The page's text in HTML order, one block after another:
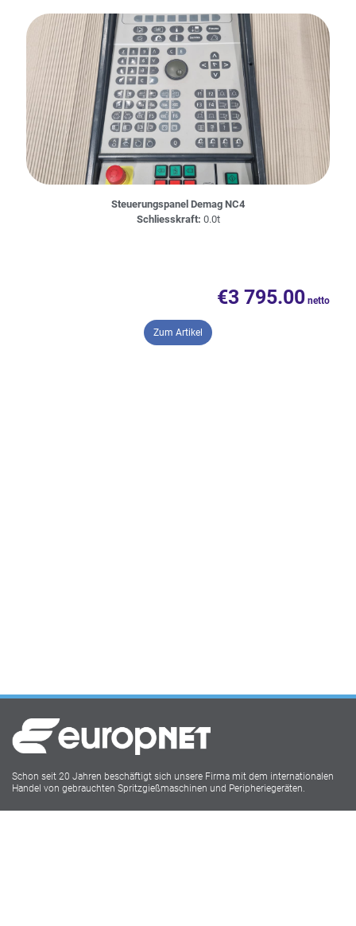
Steuerungspanel Demag NC4
Schliesskraft: 0.0t
€3 795.00
Zum Artikel – Steuerungspanel Demag NC4
Schon seit 20 Jahren beschäftigt sich unsere Firma mit dem internationalen
Handel von gebrauchten Spritzgießmaschinen und Peripheriegeräten.